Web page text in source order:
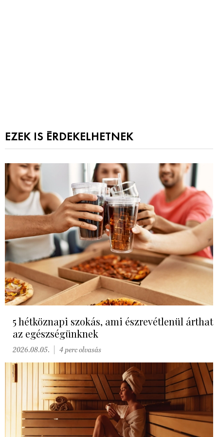
EZEK IS ÉRDEKELHETNEK
5 hétköznapi szokás, ami észrevétlenül árthat
az egészségünknek
2026.08.05. 4 perc olvasás